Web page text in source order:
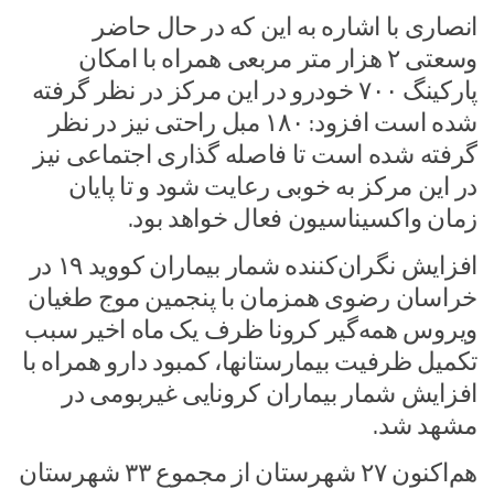
انصاری با اشاره به این که در حال حاضر
وسعتی ۲ هزار متر مربعی همراه با امکان
پارکینگ ۷۰۰ خودرو در این مرکز در نظر گرفته
شده است افزود: ۱۸۰ مبل راحتی نیز در نظر
گرفته شده است تا فاصله گذاری اجتماعی نیز
در این مرکز به خوبی رعایت شود و تا پایان
زمان واکسیناسیون فعال خواهد بود.
افزایش نگران‌کننده‌ شمار بیماران کووید ۱۹ در
خراسان رضوی همزمان با پنجمین موج طغیان
ویروس همه‌گیر کرونا ظرف یک ماه اخیر سبب
تکمیل ظرفیت بیمارستانها، کمبود دارو همراه با
افزایش شمار بیماران کرونایی غیربومی در
مشهد شد.
هم‌اکنون ۲۷ شهرستان از مجموع ۳۳ شهرستان